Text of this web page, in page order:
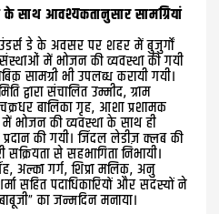
आवश्यकतानुसार सामग्रियां
डे के अवसर पर शहर में बुजुर्गों
में भोजन की व्यवस्था की गयी
सामग्री भी उपलब्ध करायी गयी।
संचालित उम्मीद, ग्राम
बालिका गृह, आशा प्रशामक
भोजन की व्यवस्था के साथ ही
की गयी। जिंदल लेडीज़ क्लब की
से सहभागिता निभायी।
अल्का गर्ग, शिप्रा मलिक, अनु
सहित पदाधिकारियों और सदस्यों ने
का जन्मदिन मनाया।